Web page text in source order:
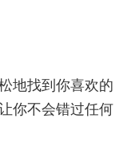
地找到你喜欢的
你不会错过任何